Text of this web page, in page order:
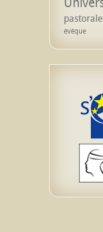
pastorale
évêque